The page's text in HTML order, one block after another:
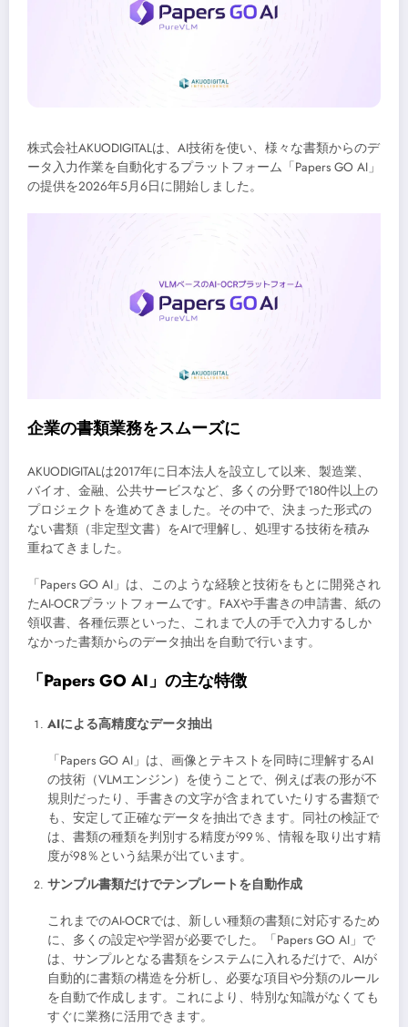
株式会社AKUODIGITALは、AI技術を使い、様々な書類からのデ
ータ入力作業を自動化するプラットフォーム「Papers GO AI」
の提供を2026年5月6日に開始しました。
企業の書類業務をスムーズに
AKUODIGITALは2017年に日本法人を設立して以来、製造業、
バイオ、金融、公共サービスなど、多くの分野で180件以上の
プロジェクトを進めてきました。その中で、決まった形式の
ない書類（非定型文書）をAIで理解し、処理する技術を積み
重ねてきました。
「Papers GO AI」は、このような経験と技術をもとに開発され
たAI-OCRプラットフォームです。FAXや手書きの申請書、紙の
領収書、各種伝票といった、これまで人の手で入力するしか
なかった書類からのデータ抽出を自動で行います。
「Papers GO AI」の主な特徴
AIによる高精度なデータ抽出
「Papers GO AI」は、画像とテキストを同時に理解するAI
の技術（VLMエンジン）を使うことで、例えば表の形が不
規則だったり、手書きの文字が含まれていたりする書類で
も、安定して正確なデータを抽出できます。同社の検証で
は、書類の種類を判別する精度が99％、情報を取り出す精
度が98％という結果が出ています。
サンプル書類だけでテンプレートを自動作成
これまでのAI-OCRでは、新しい種類の書類に対応するため
に、多くの設定や学習が必要でした。「Papers GO AI」で
は、サンプルとなる書類をシステムに入れるだけで、AIが
自動的に書類の構造を分析し、必要な項目や分類のルール
を自動で作成します。これにより、特別な知識がなくても
すぐに業務に活用できます。